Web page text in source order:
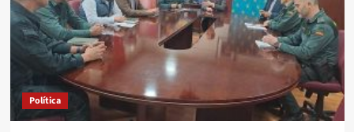
y
el
récord
de
afiliación
a
laSeguridad
Social
Política